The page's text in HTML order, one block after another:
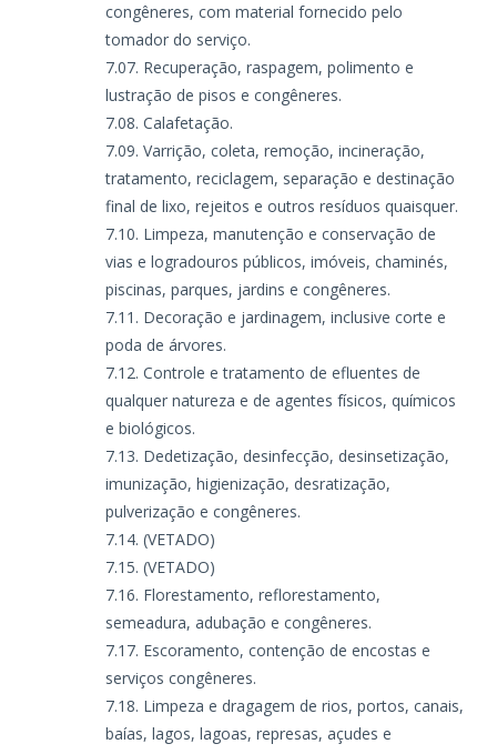
congêneres, com material fornecido pelo
tomador do serviço.
Recuperação, raspagem, polimento e
lustração de pisos e congêneres.
Calafetação.
Varrição, coleta, remoção, incineração,
tratamento, reciclagem, separação e destinação
final de lixo, rejeitos e outros resíduos quaisquer.
Limpeza, manutenção e conservação de
vias e logradouros públicos, imóveis, chaminés,
piscinas, parques, jardins e congêneres.
Decoração e jardinagem, inclusive corte e
poda de árvores.
Controle e tratamento de efluentes de
qualquer natureza e de agentes físicos, químicos
e biológicos.
Dedetização, desinfecção, desinsetização,
imunização, higienização, desratização,
pulverização e congêneres.
(VETADO)
(VETADO)
Florestamento, reflorestamento,
semeadura, adubação e congêneres.
Escoramento, contenção de encostas e
serviços congêneres.
Limpeza e dragagem de rios, portos, canais,
baías, lagos, lagoas, represas, açudes e